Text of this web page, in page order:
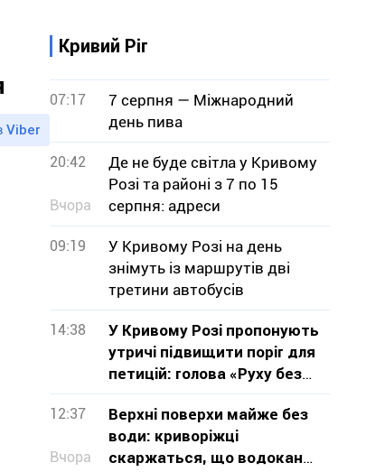
Viber
Кривий Ріг
07:17
7 серпня — Міжнародний
день пива
20:42
Вчора
Де не буде світла у Кривому
Розі та районі з 7 по 15
серпня: адреси
09:19
У Кривому Розі на день
знімуть із маршрутів дві
третини автобусів
14:38
У Кривому Розі пропонують
утричі підвищити поріг для
петицій: голова «Руху без
меж» звернувся до влади з
критикою проєкту
12:37
Вчора
Верхні поверхи майже без
води: криворіжці
скаржаться, що водоканал